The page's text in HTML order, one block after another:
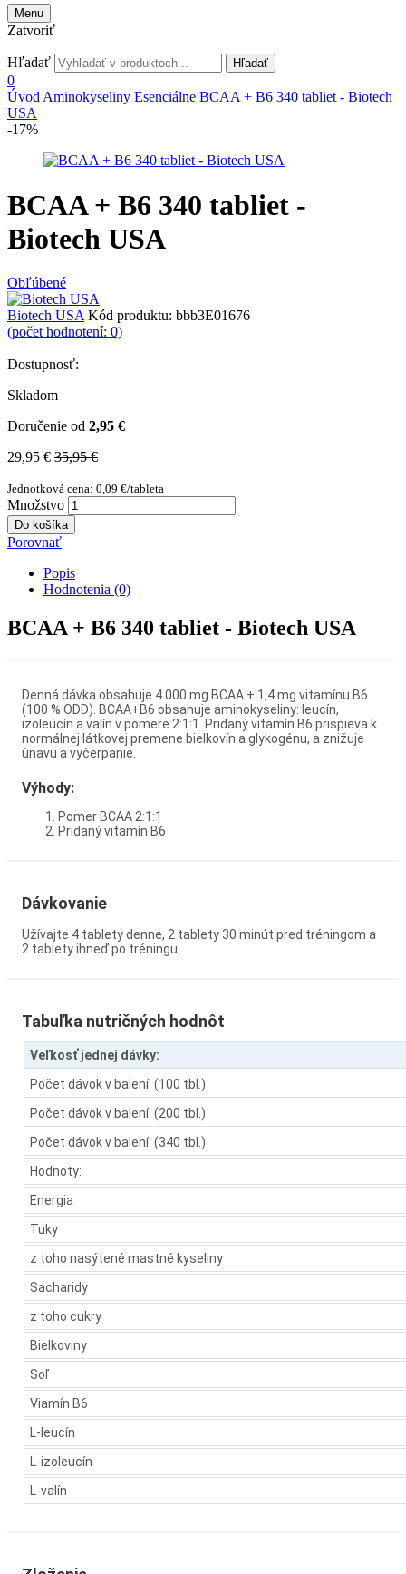
Menu
Zatvoriť
Hľadať Hľadať
0
Úvod Aminokyseliny Esenciálne BCAA + B6 340 tabliet - Biotech
USA
-17%
BCAA + B6 340 tabliet -
Biotech USA
Obľúbené
Biotech USA Kód produktu: bbb3E01676
(počet hodnotení: 0)
Dostupnosť:
Skladom
Doručenie od 2,95 €
29,95 € 35,95 €
Jednotková cena: 0,09 €/tableta
Množstvo
Do košíka
Porovnať
Popis
Hodnotenia (0)
BCAA + B6 340 tabliet - Biotech USA
Denná dávka obsahuje 4 000 mg BCAA + 1,4 mg vitamínu B6
(100 % ODD). BCAA+B6 obsahuje aminokyseliny: leucín,
izoleucín a valín v pomere 2:1:1. Pridaný vitamín B6 prispieva k
normálnej látkovej premene bielkovín a glykogénu, a znižuje
únavu a vyčerpanie.
Výhody:
Pomer BCAA 2:1:1
Pridaný vitamín B6
Dávkovanie
Užívajte 4 tablety denne, 2 tablety 30 minút pred tréningom a
2 tablety ihneď po tréningu.
Tabuľka nutričných hodnôt
Veľkosť jednej dávky:
Počet dávok v balení: (100 tbl.)
Počet dávok v balení: (200 tbl.)
Počet dávok v balení: (340 tbl.)
Hodnoty:
Energia
Tuky
z toho nasýtené mastné kyseliny
Sacharidy
z toho cukry
Bielkoviny
Soľ
Viamín B6
L-leucín
L-izoleucín
L-valín